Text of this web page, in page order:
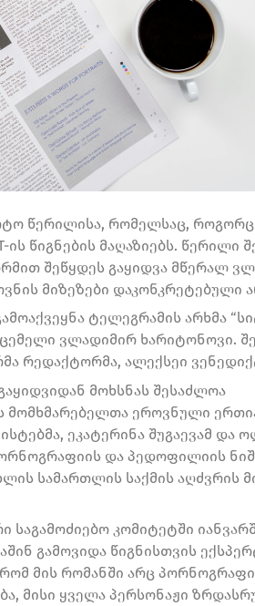
წერილისა, რომელსაც, როგორც
წიგნების მაღაზიებს. წერილი
შეწყდეს გაყიდვა მწერალ
მიზეზები დაკონკრეტებული
ტელეგრამის არხმა
ვლადიმირ ხარიტონოვი.
რედაქტორმა, ალექსეი
მოხსნას შესაძლოა
მომხმარებელთა ეროვნული
ეკატერინა შუგაევამ და
და პედოფილიის
სამართლის საქმის აღძვრის
საგამოძიებო კომიტეტში
გამოვიდა წიგნისთვის
მის რომანში არც
მისი ყველა პერსონაჟი